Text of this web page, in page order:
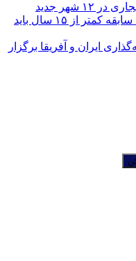
شهر جدید
قانون جدید بازنشستگی؛ افراد با سابقه کمتر از ۱۵ سال باید
ایران و آفریقا برگزار